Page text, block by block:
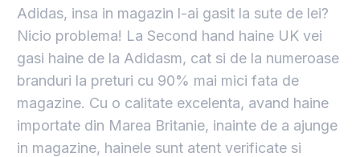
Adidas, insa in magazin l-ai gasit la sute de lei?
Nicio problema! La Second hand haine UK vei
gasi haine de la Adidasm, cat si de la numeroase
branduri la preturi cu 90% mai mici fata de
magazine. Cu o calitate excelenta, avand haine
importate din Marea Britanie, inainte de a ajunge
in magazine, hainele sunt atent verificate si